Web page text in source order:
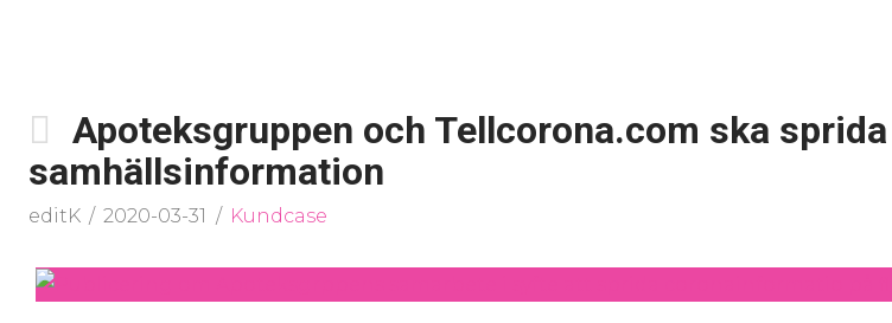
Apoteksgruppen och Tellcorona.com ska sprida
samhällsinformation
editK 2020-03-31 Kundcase